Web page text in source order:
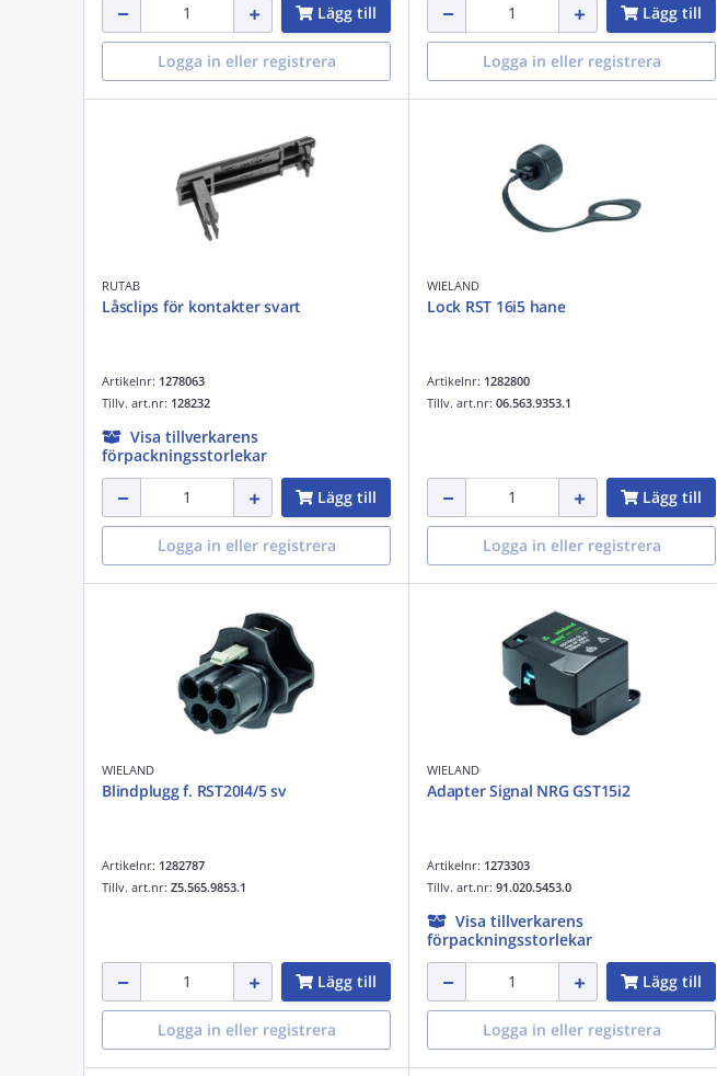
Lägg till
Logga in eller registrera
Lägg till
Logga in eller registrera
RUTAB
Låsclips för kontakter svart
Artikelnr: 1278063
Tillv. art.nr: 128232
Visa tillverkarens
förpackningsstorlekar
Lägg till
Logga in eller registrera
WIELAND
Lock RST 16i5 hane
Artikelnr: 1282800
Tillv. art.nr: 06.563.9353.1
Lägg till
Logga in eller registrera
WIELAND
Blindplugg f. RST20I4/5 sv
Artikelnr: 1282787
Tillv. art.nr: Z5.565.9853.1
Lägg till
Logga in eller registrera
WIELAND
Adapter Signal NRG GST15i2
Artikelnr: 1273303
Tillv. art.nr: 91.020.5453.0
Visa tillverkarens
förpackningsstorlekar
Lägg till
Logga in eller registrera